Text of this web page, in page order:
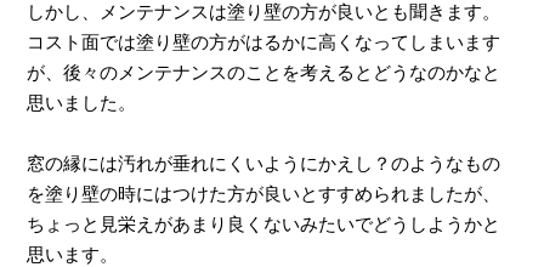
しかし、メンテナンスは塗り壁の方が良いとも聞きます。
コスト面では塗り壁の方がはるかに高くなってしまいます
が、後々のメンテナンスのことを考えるとどうなのかなと
思いました。
窓の縁には汚れが垂れにくいようにかえし？のようなもの
を塗り壁の時にはつけた方が良いとすすめられましたが、
ちょっと見栄えがあまり良くないみたいでどうしようかと
思います。